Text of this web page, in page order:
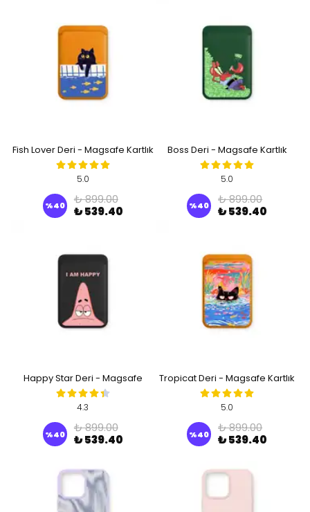
Fish Lover Deri - Magsafe Kartlık
5.0
%40
₺ 899.00
₺ 539.40
Boss Deri - Magsafe Kartlık
5.0
%40
₺ 899.00
₺ 539.40
Happy Star Deri - Magsafe
Kartlık
4.3
%40
₺ 899.00
₺ 539.40
Tropicat Deri - Magsafe Kartlık
5.0
%40
₺ 899.00
₺ 539.40